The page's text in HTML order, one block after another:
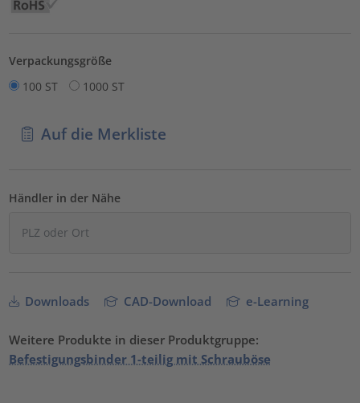
Verpackungsgröße
100 ST
1000 ST
Auf die Merkliste
Händler in der Nähe
Downloads CAD-Download e-Learning
Weitere Produkte in dieser Produktgruppe:
Befestigungsbinder 1-teilig mit Schrauböse